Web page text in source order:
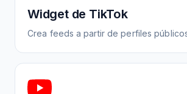
Widget de TikTok
Crea feeds a partir de perfiles